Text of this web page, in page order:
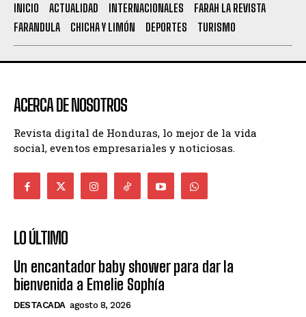
INICIO ACTUALIDAD INTERNACIONALES
FARAH LA REVISTA
FARANDULA
CHICHA Y LIMÓN DEPORTES TURISMO
ACERCA DE NOSOTROS
Revista digital de Honduras, lo mejor de la vida
social, eventos empresariales y noticiosas.
LO ÚLTIMO
Un encantador baby shower para dar la
bienvenida a Emelie Sophía
DESTACADA agosto 8, 2026